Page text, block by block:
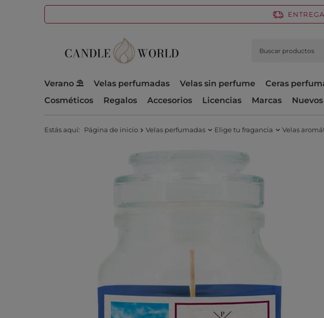
Verano ⛱️ Velas perfumadas Velas sin perfume Ceras
Cosméticos
Regalos Accesorios Licencias Marcas Nuevos
Estás aquí: Página de inicio Velas perfumadas Elige tu fragancia Velas